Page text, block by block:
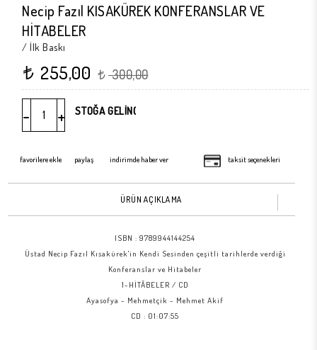
Necip Fazıl KISAKÜREK KONFERANSLAR VE
HİTABELER
/ İlk Baskı
t 300,00
t 255,00
- +
favorilere ekle paylaş indirimde haber ver taksit seçenekleri
ÜRÜN AÇIKLAMA
ISBN :9789944144254
Üstad Necip Fazıl Kısakürek'in Kendi Sesinden çeşitli tarihlerde verdiği
Konferanslar ve Hitabeler
1-HİTÂBELER / CD
Ayasofya - Mehmetçik - Mehmet Akif
CD : 01:07:55